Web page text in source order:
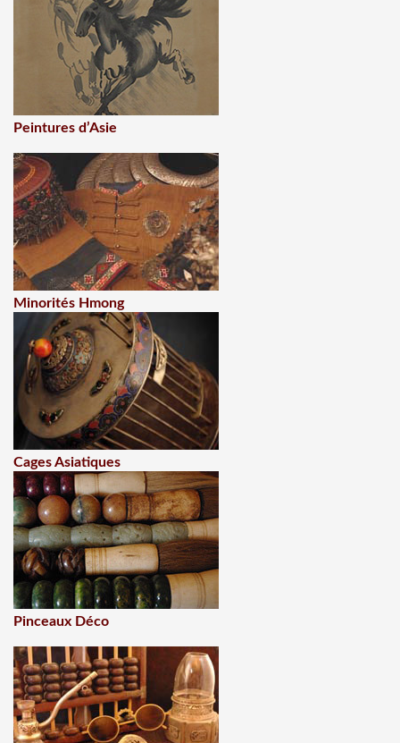
Peintures d’Asie
Minorités Hmong
Cages Asiatiques
Pinceaux Déco